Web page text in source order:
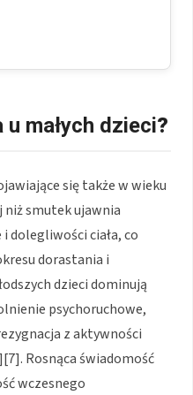
u małych dzieci?
się także w wieku
smutek ujawnia
dolegliwości ciała, co
dorastania i
dzieci dominują
psychoruchowe,
z aktywności
Rosnąca świadomość
wczesnego